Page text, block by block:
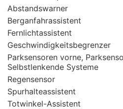
Abstandswarner
Berganfahrassistent
Fernlichtassistent
Geschwindigkeitsbegrenzer
Parksensoren vorne,
Selbstlenkende Systeme
Regensensor
Spurhalteassistent
Totwinkel-Assistent